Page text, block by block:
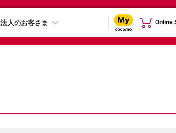
法人のお客さま Online